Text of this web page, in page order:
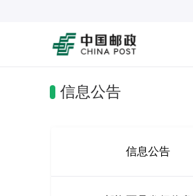
信息公告
信息公告